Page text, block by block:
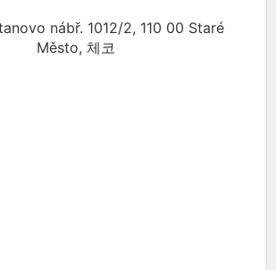
nábř. 1012/2, 110 00 Staré
Město, 체코